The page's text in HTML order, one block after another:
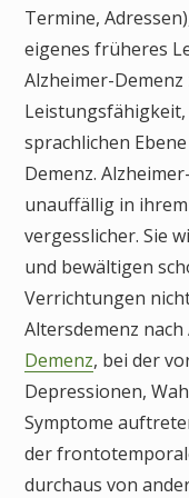
Termine,
eigenes früheres
Alzheimer-
sprachlichen
Demenz.
unauffällig in
vergesslicher. Sie
und bewältigen
Verrichtungen
Altersdemenz
Demenz, bei der
Depressionen,
Symptome
der
durchaus von